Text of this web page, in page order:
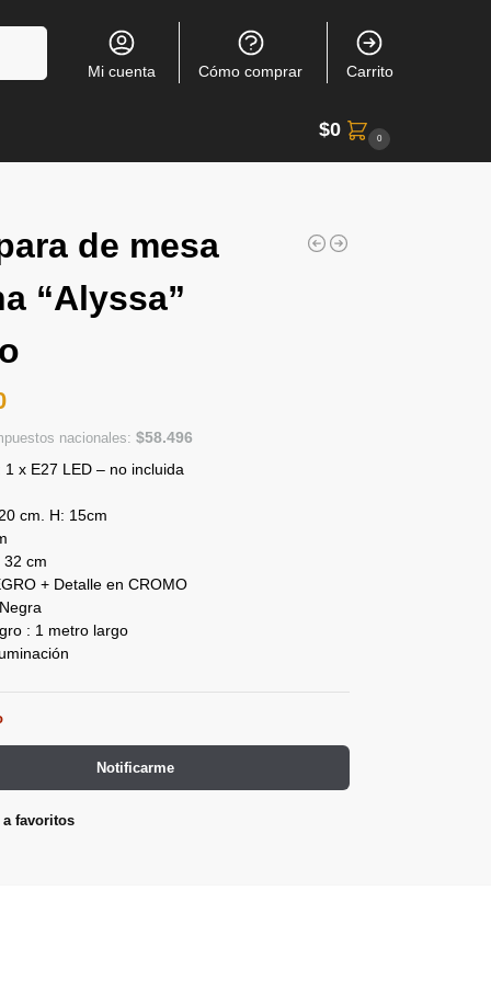
Mi cuenta Cómo comprar Carrito
$0 0
de mesa
“Alyssa”
nacionales:$58.496
x E27 LED – no incluida
cm. H: 15cm
32 cm
+ Detalle en CROMO
: 1 metro largo
Notificarme
a favoritos